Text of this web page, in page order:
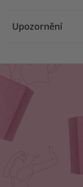
Upozornění